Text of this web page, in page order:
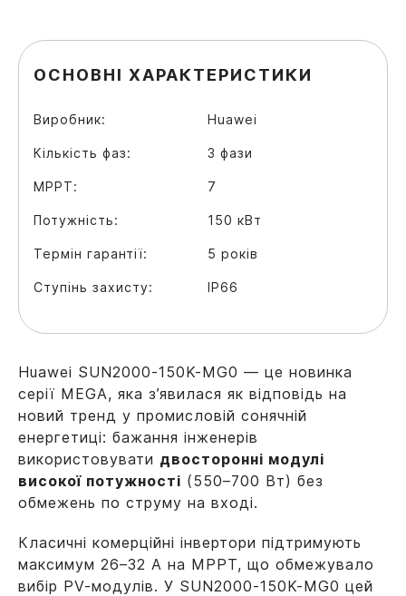
Huawei SUN2000-150K-MG0 — це новинка
серії MEGA, яка з’явилася як відповідь на
новий тренд у промисловій сонячній
енергетиці: бажання інженерів
використовувати двосторонні модулі
високої потужності (550–700 Вт) без
обмежень по струму на вході.
Класичні комерційні інвертори підтримують
максимум 26–32 А на MPPT, що обмежувало
вибір PV-модулів. У SUN2000-150K-MG0 цей
ОСНОВНІ ХАРАКТЕРИСТИКИ
Виробник: Huawei
Кількість фаз: 3 фази
MPPT: 7
Потужність: 150 кВт
Термін гарантії: 5 років
Ступінь захисту: IP66